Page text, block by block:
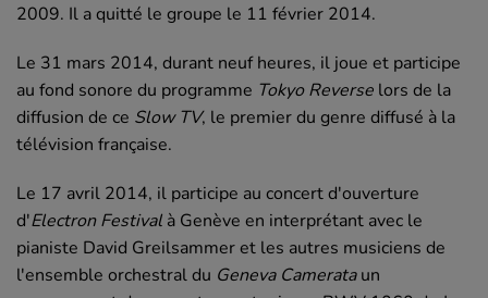
2009. Il a quitté le groupe le 11 février 2014.
Le 31 mars 2014, durant neuf heures, il joue et participe
au fond sonore du programme Tokyo Reverse lors de la
diffusion de ce Slow TV, le premier du genre diffusé à la
télévision française.
Le 17 avril 2014, il participe au concert d'ouverture
d'Electron Festival à Genève en interprétant avec le
pianiste David Greilsammer et les autres musiciens de
l'ensemble orchestral du Geneva Camerataun